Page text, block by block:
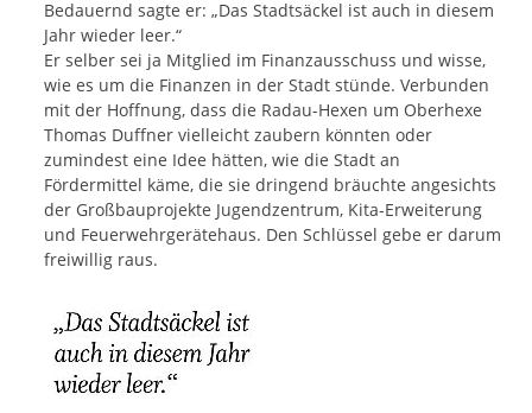
Bedauernd sagte er: „Das Stadtsäckel ist auch in diesem
Jahr wieder leer.“
Er selber sei ja Mitglied im Finanzausschuss und wisse,
wie es um die Finanzen in der Stadt stünde. Verbunden
mit der Hoffnung, dass die Radau-Hexen um Oberhexe
Thomas Duffner vielleicht zaubern könnten oder
zumindest eine Idee hätten, wie die Stadt an
Fördermittel käme, die sie dringend bräuchte angesichts
der Großbauprojekte Jugendzentrum, Kita-Erweiterung
und Feuerwehrgerätehaus. Den Schlüssel gebe er darum
freiwillig raus.